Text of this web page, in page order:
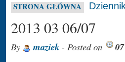
STRONA GŁÓWNA
2013 03 06/07
By maziek - Posted on